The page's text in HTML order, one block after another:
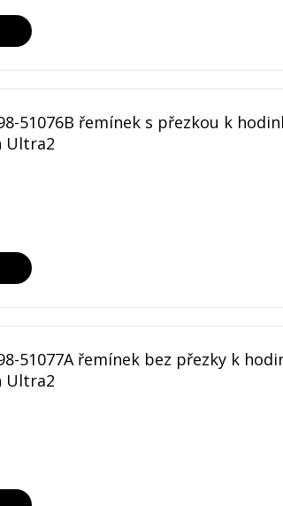
51076B řemínek s přezkou k
Ultra2
51077A řemínek bez přezky k
Ultra2